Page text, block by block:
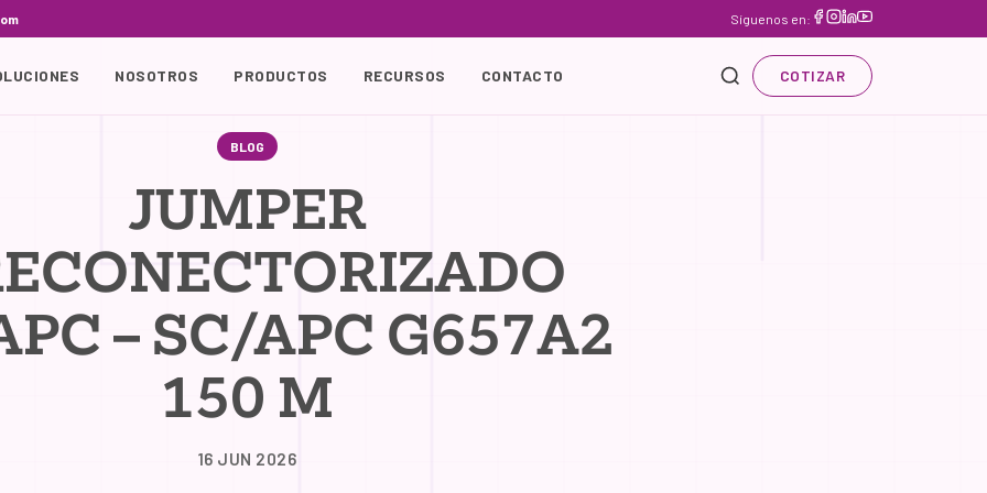
Síguenos en:
NOSOTROS PRODUCTOS RECURSOS CONTACTO COTIZAR
BLOG
JUMPER
– SC/APC G657A2
150 M
16 JUN 2026